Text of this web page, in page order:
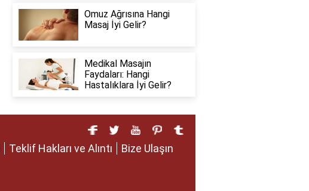
Omuz Ağrısına Hangi
Masaj İyi Gelir?
Medikal Masajın
Faydaları: Hangi
Hastalıklara İyi Gelir?
Teklif Hakları ve Alıntı Bize Ulaşın